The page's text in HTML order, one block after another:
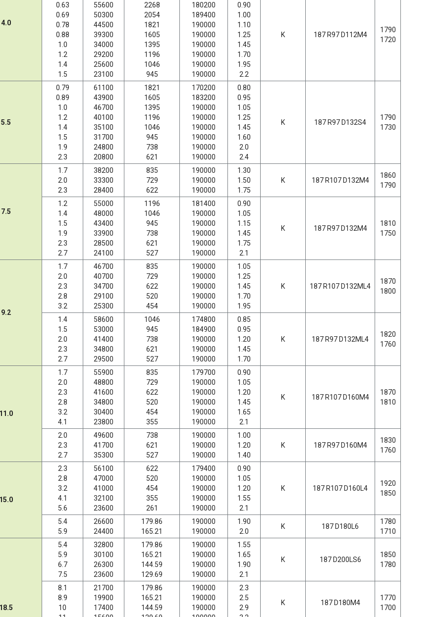
4.0
0.63
0.69
0.78
0.88
1.0
1.2
1.4
1.5
55600
50300
44500
39300
34000
29200
25600
23100
2268
2054
1821
1605
1395
1196
1046
945
180200
189400
190000
190000
190000
190000
190000
190000
0.90
1.00
1.10
1.25
1.45
1.70
1.95
2.2
K 187 R97 D112M4
1790
1720
5.5
0.79
0.89
1.0
1.2
1.4
1.5
1.9
2.3
61100
43900
46700
40100
35100
31700
24800
20800
1821
1605
1395
1196
1046
945
738
621
170200
183200
190000
190000
190000
190000
190000
190000
0.80
0.95
1.05
1.25
1.45
1.60
2.0
2.4
K 187 R97 D132S4
1790
1730
7.5
1.7
2.0
2.3
38200
33300
28400
835
729
622
190000
190000
190000
1.30
1.50
1.75
K 187 R107 D132M4
1860
1790
1.2
1.4
1.5
1.9
2.3
2.7
55000
48000
43400
33900
28500
24100
1196
1046
945
738
621
527
181400
190000
190000
190000
190000
190000
0.90
1.05
1.15
1.45
1.75
2.1
K 187 R97 D132M4
1810
1750
9.2
1.7
2.0
2.3
2.8
3.2
46700
40700
34700
29100
25300
835
729
622
520
454
190000
190000
190000
190000
190000
1.05
1.25
1.45
1.70
1.95
K 187 R107 D132ML4
1870
1800
1.4
1.5
2.0
2.3
2.7
58600
53000
41400
34800
29500
1046
945
738
621
527
174800
184900
190000
190000
190000
0.85
0.95
1.20
1.45
1.70
K 187 R97 D132ML4
1820
1760
11.0
1.7
2.0
2.3
2.8
3.2
4.1
55900
48800
41600
34800
30400
23800
835
729
622
520
454
355
179700
190000
190000
190000
190000
190000
0.90
1.05
1.20
1.45
1.65
2.1
K 187 R107 D160M4
1870
1810
2.0
2.3
2.7
49600
41700
35300
738
621
527
190000
190000
190000
1.00
1.20
1.40
K 187 R97 D160M4
1830
1760
15.0
2.3
2.8
3.2
4.1
5.6
56100
47000
41000
32100
23600
622
520
454
355
261
179400
190000
190000
190000
190000
0.90
1.05
1.20
1.55
2.1
K 187 R107 D160L4
1920
1850
5.4
5.9
26600
24400
179.86
165.21
190000
190000
1.90
2.0
K 187 D180L6
1780
1710
18.5
5.4
5.9
6.7
7.5
32800
30100
26300
23600
179.86
165.21
144.59
129.69
190000
190000
190000
190000
1.55
1.65
1.90
2.1
K 187 D200LS6
1850
1780
8.1
8.9
10
21700
19900
17400
179.86
165.21
144.59
190000
190000
190000
2.3
2.5
2.9
K 187 D180M4
1770
1700